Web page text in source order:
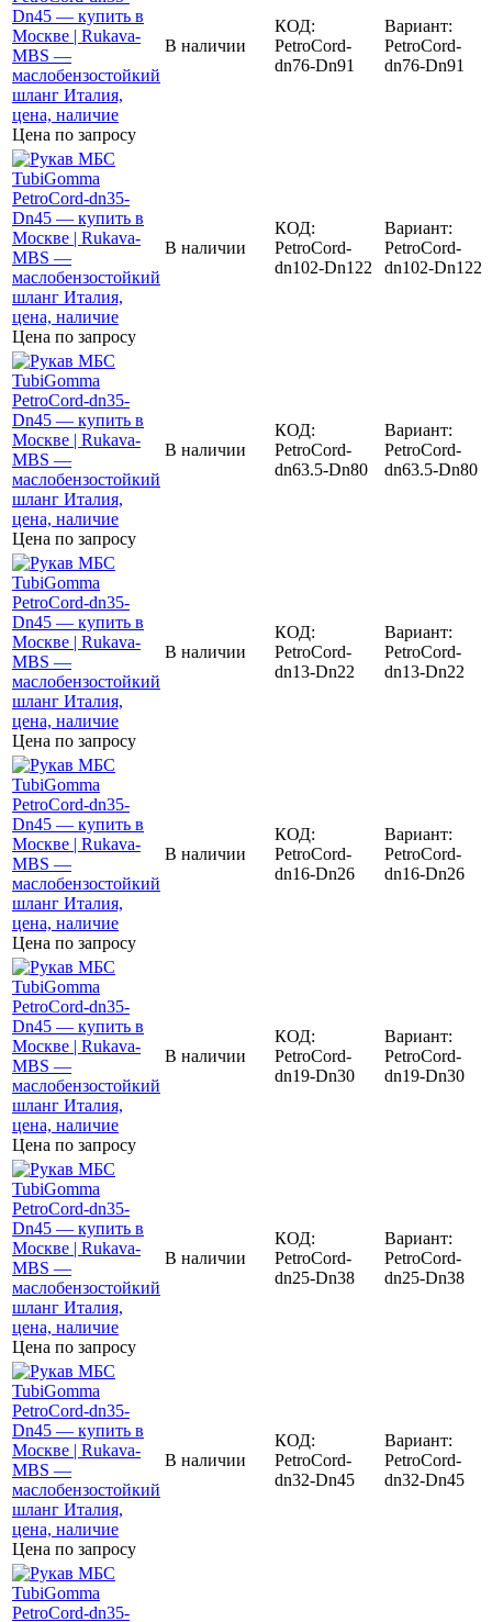
Цена по запросу
В наличии
КОД:
PetroCord-
dn76-Dn91
Вариант:
PetroCord-
dn76-Dn91
Цена по запросу
В наличии
КОД:
PetroCord-
dn102-Dn122
Вариант:
PetroCord-
dn102-Dn122
Цена по запросу
В наличии
КОД:
PetroCord-
dn63.5-Dn80
Вариант:
PetroCord-
dn63.5-Dn80
Цена по запросу
В наличии
КОД:
PetroCord-
dn13-Dn22
Вариант:
PetroCord-
dn13-Dn22
Цена по запросу
В наличии
КОД:
PetroCord-
dn16-Dn26
Вариант:
PetroCord-
dn16-Dn26
Цена по запросу
В наличии
КОД:
PetroCord-
dn19-Dn30
Вариант:
PetroCord-
dn19-Dn30
Цена по запросу
В наличии
КОД:
PetroCord-
dn25-Dn38
Вариант:
PetroCord-
dn25-Dn38
Цена по запросу
В наличии
КОД:
PetroCord-
dn32-Dn45
Вариант:
PetroCord-
dn32-Dn45